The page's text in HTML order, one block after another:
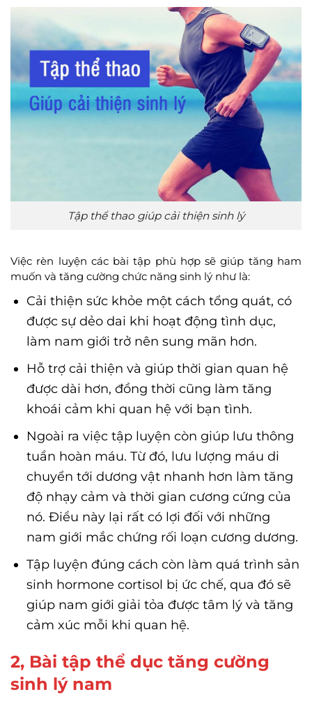
Tập thể thao giúp cải thiện sinh lý
Việc rèn luyện các bài tập phù hợp sẽ giúp tăng ham
muốn và tăng cường chức năng sinh lý như là:
Cải thiện sức khỏe một cách tổng quát, có
được sự dẻo dai khi hoạt động tình dục,
làm nam giới trở nên sung mãn hơn.
Hỗ trợ cải thiện và giúp thời gian quan hệ
được dài hơn, đồng thời cũng làm tăng
khoái cảm khi quan hệ với bạn tình.
Ngoài ra việc tập luyện còn giúp lưu thông
tuần hoàn máu. Từ đó, lưu lượng máu di
chuyển tới dương vật nhanh hơn làm tăng
độ nhạy cảm và thời gian cương cứng của
nó. Điều này lại rất có lợi đối với những
nam giới mắc chứng rối loạn cương dương.
Tập luyện đúng cách còn làm quá trình sản
sinh hormone cortisol bị ức chế, qua đó sẽ
giúp nam giới giải tỏa được tâm lý và tăng
cảm xúc mỗi khi quan hệ.
2, Bài tập thể dục tăng cường
sinh lý nam